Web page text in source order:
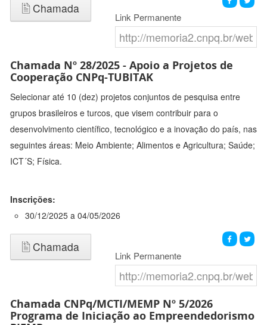
Chamada
Link Permanente
Chamada Nº 28/2025 - Apoio a Projetos de
Cooperação CNPq-TUBITAK
Selecionar até 10 (dez) projetos conjuntos de pesquisa entre
grupos brasileiros e turcos, que visem contribuir para o
desenvolvimento científico, tecnológico e a inovação do país, nas
seguintes áreas: Meio Ambiente; Alimentos e Agricultura; Saúde;
ICT´S; Física.
Inscrições:
30/12/2025 a 04/05/2026
Chamada
Link Permanente
Chamada CNPq/MCTI/MEMP Nº 5/2026
Programa de Iniciação ao Empreendedorismo